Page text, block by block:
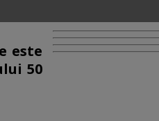
este
50